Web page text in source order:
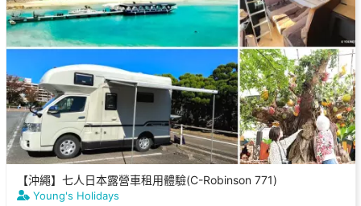
【沖繩】七人日本露營車租用體驗(C-Robinson 771)
Young's Holidays